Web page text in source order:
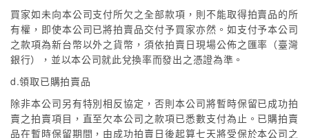
買家如未向本公司支付所欠之全部款項，則不能取得拍賣品的所
有權，即使本公司已將拍賣品交付予買家亦然。如支付予本公司
之款項為新台幣以外之貨幣，須依拍賣日現場公佈之匯率（臺灣
銀行），並以本公司就此兌換率而發出之憑證為準。
d.領取已購拍賣品
除非本公司另有特別相反協定，否則本公司將暫時保留已成功拍
賣之拍賣項目，直至欠本公司之款項已悉數支付為止。已購拍賣
品在暫時保留期間，由成功拍賣日後起算七天將受保於本公司之